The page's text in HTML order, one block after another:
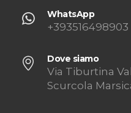
WhatsApp
+393516498903
Dove siamo
Via Tiburtina
Scurcola